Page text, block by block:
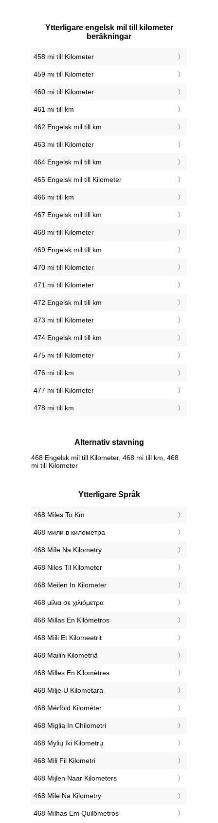
Ytterligare engelsk mil till kilometer
beräkningar
458 mi till Kilometer
459 mi till Kilometer
460 mi till Kilometer
461 mi till km
462 Engelsk mil till km
463 mi till Kilometer
464 Engelsk mil till km
465 Engelsk mil till Kilometer
466 mi till km
467 Engelsk mil till km
468 mi till Kilometer
469 Engelsk mil till km
470 mi till Kilometer
471 mi till Kilometer
472 Engelsk mil till km
473 mi till Kilometer
474 Engelsk mil till km
475 mi till Kilometer
476 mi till km
477 mi till Kilometer
478 mi till km
Alternativ stavning
468 Engelsk mil till Kilometer, 468 mi till km, 468
mi till Kilometer
Ytterligare Språk
‎468 Miles To Km
‎468 мили в километра
‎468 Míle Na Kilometry
‎468 Niles Til Kilometer
‎468 Meilen In Kilometer
‎468 μίλια σε χιλιόμετρα
‎468 Millas En Kilómetros
‎468 Miili Et Kilomeetrit
‎468 Mailin Kilometriä
‎468 Milles En Kilomètres
‎468 Milje U Kilometara
‎468 Mérföld Kilométer
‎468 Miglia In Chilometri
‎468 Mylių Iki Kilometrų
‎468 Mili Fil Kilometri
‎468 Mijlen Naar Kilometers
‎468 Mile Na Kilometry
‎468 Milhas Em Quilômetros